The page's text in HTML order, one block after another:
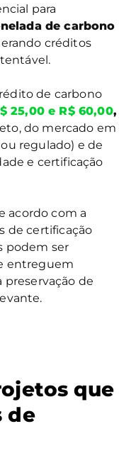
para
de carbono
créditos
de carbono
25,00 e R$ 60,00,
do mercado em
regulado) e de
e certificação
acordo com a
de certificação
podem ser
entreguem
preservação de
que
de